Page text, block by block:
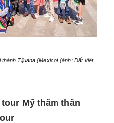
thành Tijuana (Mexico) (ảnh: Đất Việt
Mỹ thăm thân